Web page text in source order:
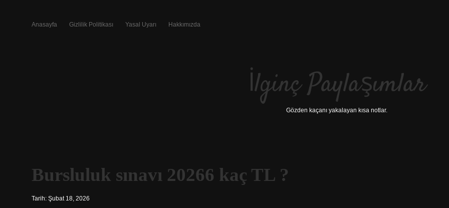
Anasayfa Gizlilik Politikası Yasal Uyarı Hakkımızda
İlginç Paylaşımlar
Gözden kaçanı yakalayan kısa notlar.
Bursluluk sınavı 20266 kaç TL ?
Tarih: Şubat 18, 2026